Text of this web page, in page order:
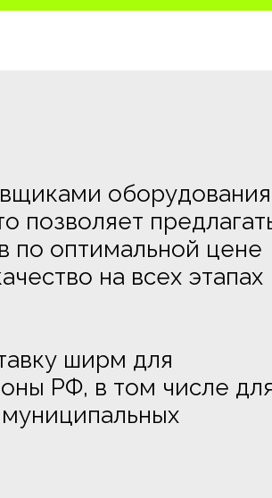
оборудования
позволяет
по оптимальной цене
на всех этапах
ширм для
РФ, в том числе